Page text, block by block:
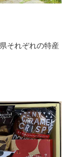
それぞれの特産